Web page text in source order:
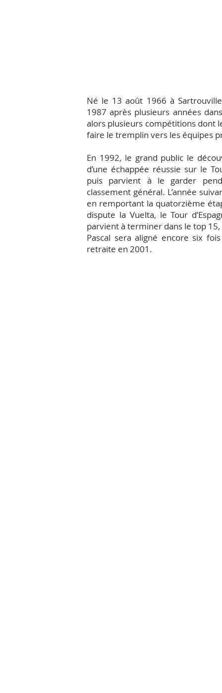
Né le 13 août 1966 à
1987 après plusieurs années
alors plusieurs compétitions dont
faire le tremplin vers les équipes
En 1992, le grand public le
d’une échappée réussie sur le
puis parvient à le garder
classement général. L’année
en remportant la quatorzième
dispute la Vuelta, le Tour
parvient à terminer dans le top
Pascal sera aligné encore six
retraite en 2001.